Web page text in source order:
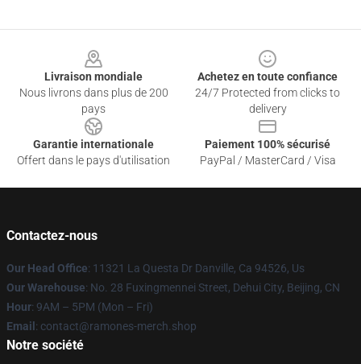
Livraison mondiale
Nous livrons dans plus de 200
pays
Achetez en toute confiance
24/7 Protected from clicks to
delivery
Garantie internationale
Offert dans le pays d'utilisation
Paiement 100% sécurisé
PayPal / MasterCard / Visa
Contactez-nous
Our Head Office: 11321 La Questa Dr Danville, Ca 94526, Us
Our Warehouse: No. 28 Fuxingmennei Street, Dehui City, Beijing, CN
Hour: 9AM – 5PM (Mon – Fri)
Email : contact@ramones-merch.shop
Notre société